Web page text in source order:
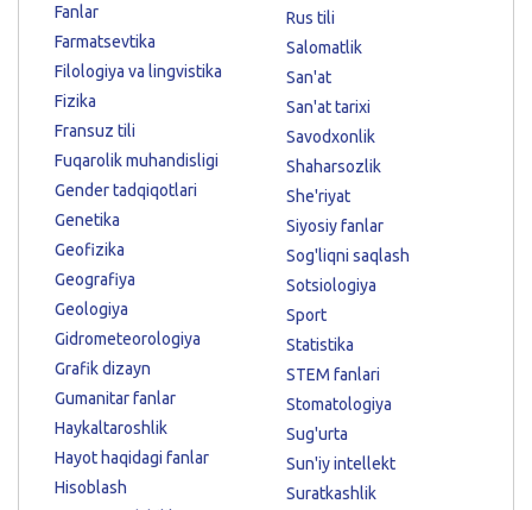
Fanlar
Farmatsevtika
Filologiya va lingvistika
Fizika
Fransuz tili
Fuqarolik muhandisligi
Gender tadqiqotlari
Genetika
Geofizika
Geografiya
Geologiya
Gidrometeorologiya
Grafik dizayn
Gumanitar fanlar
Haykaltaroshlik
Hayot haqidagi fanlar
Hisoblash
Rus tili
Salomatlik
San'at
San'at tarixi
Savodxonlik
Shaharsozlik
She'riyat
Siyosiy fanlar
Sog'liqni saqlash
Sotsiologiya
Sport
Statistika
STEM fanlari
Stomatologiya
Sug'urta
Sun'iy intellekt
Suratkashlik